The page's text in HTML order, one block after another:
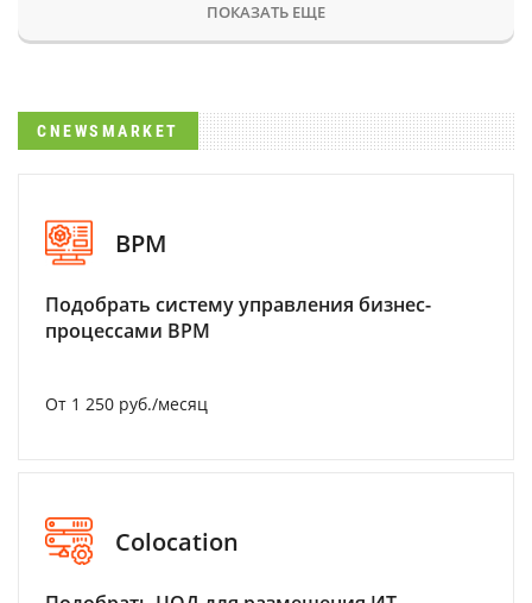
ПОКАЗАТЬ ЕЩЕ
CNEWSMARKET
BPM
Подобрать систему управления бизнес-
процессами BPM
От 1 250 руб./месяц
Colocation